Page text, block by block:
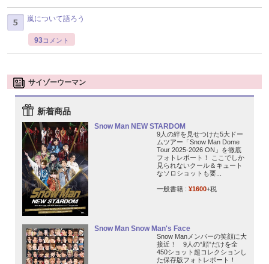
嵐について語ろう
93コメント
サイゾーウーマン
新着商品
Snow Man NEW STARDOM
9人の絆を見せつけた5大ドー
ムツアー「Snow Man Dome
Tour 2025-2026 ON」を徹底
フォトレポート！ ここでしか
見られないクール＆キュート
なソロショットも要...
一般書籍 : ¥1600+税
Snow Man Snow Man's Face
Snow Manメンバーの笑顔に大
接近！ 9人の“顔”だけを全
450ショット超コレクションし
た保存版フォトレポート！